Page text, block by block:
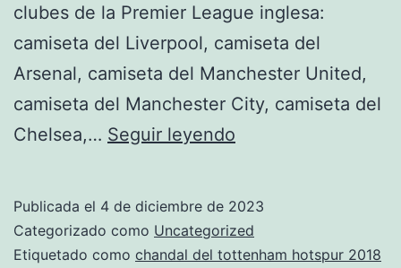
clubes de la Premier League inglesa:
camiseta del Liverpool, camiseta del
Arsenal, camiseta del Manchester United,
camiseta del Manchester City, camiseta del
Chelsea,… Seguir leyendo
hotspur
actual
Publicada el 4 de diciembre de 2023
Categorizado como Uncategorized
Etiquetado como chandal del tottenham hotspur 2018